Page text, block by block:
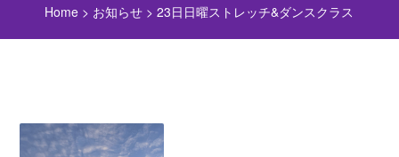
Home > お知らせ >23日日曜ストレッチ&ダンスクラス